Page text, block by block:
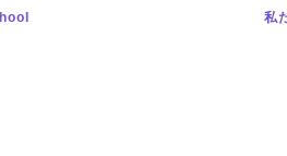
私たちが